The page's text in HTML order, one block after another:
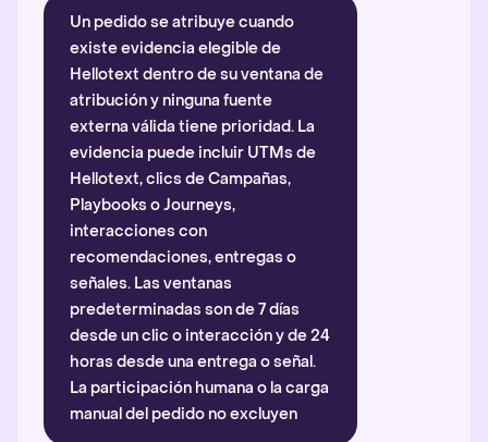
Un pedido se atribuye cuando
existe evidencia elegible de
Hellotext dentro de su ventana de
atribución y ninguna fuente
externa válida tiene prioridad. La
evidencia puede incluir UTMs de
Hellotext, clics de Campañas,
Playbooks o Journeys,
interacciones con
recomendaciones, entregas o
señales. Las ventanas
predeterminadas son de 7 días
desde un clic o interacción y de 24
horas desde una entrega o señal.
La participación humana o la carga
manual del pedido no excluyen